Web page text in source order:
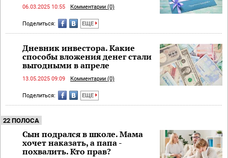
06.03.2025 10:55 Комментарии (0)
Поделиться: ЕЩЕ
Дневник инвестора. Какие
способы вложения денег стали
выгодными в апреле
13.05.2025 09:09 Комментарии (0)
Поделиться: ЕЩЕ
22 ПОЛОСА
Сын подрался в школе. Мама
хочет наказать, а папа -
похвалить. Кто прав?